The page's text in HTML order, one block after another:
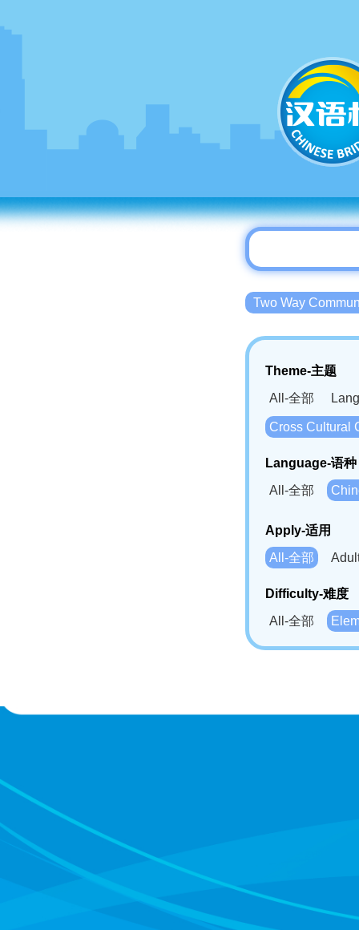
Two Way
Theme-主题
All-全部
Cross Cultural
Language-语种
All-全部
Bahasa
Swahili(SW)-
Apply-适用
All-全部
Difficulty-难度
All-全部